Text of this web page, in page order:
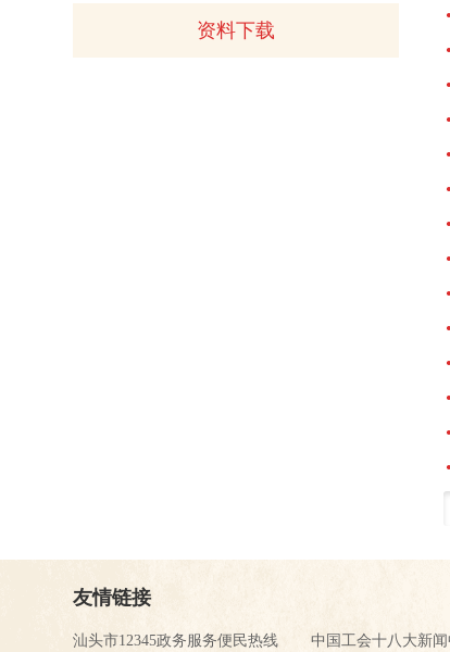
资料下载 ·
·
·
·
·
·
·
·
·
·
·
·
·
·
友情链接
汕头市12345政务服务便民热线 中国工会十八大新